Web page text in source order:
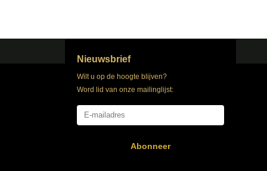
Nieuwsbrief
Wilt u op de hoogte blijven?
Word lid van onze mailinglijst:
Abonneer